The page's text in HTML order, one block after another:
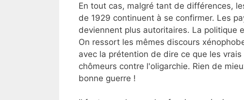
En tout cas, malgré tant de différences,
de 1929 continuent à se confirmer. Les
deviennent plus autoritaires. La politique
On ressort les mêmes discours
avec la prétention de dire ce que les
chômeurs contre l'oligarchie. Rien de
bonne guerre !